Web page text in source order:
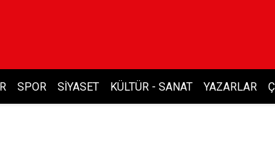
SPOR SIYASET KÜLTÜR - SANAT YAZARLAR